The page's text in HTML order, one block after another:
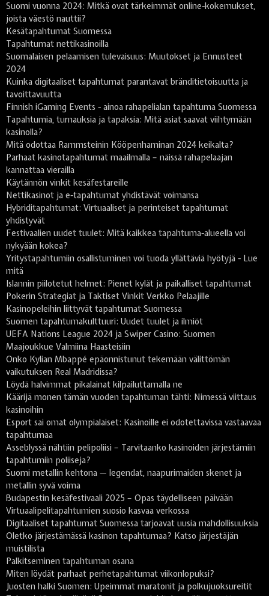
Suomi vuonna 2024: Mitkä ovat tärkeimmät online-kokemukset,
joista väestö nauttii?
Kesätapahtumat Suomessa
Tapahtumat nettikasinoilla
Suomalaisen pelaamisen tulevaisuus: Muutokset ja Ennusteet
2024
Kuinka digitaaliset tapahtumat parantavat bränditietoisuutta ja
tavoittavuutta
Finnish iGaming Events - ainoa rahapelialan tapahtuma Suomessa
Tapahtumia, turnauksia ja tapaksia: Mitä asiat saavat viihtymään
kasinolla?
Mitä odottaa Rammsteinin Kööpenhaminan 2024 keikalta?
Parhaat kasinotapahtumat maailmalla – näissä rahapelaajan
kannattaa vierailla
Käytännön vinkit kesäfestareille
Nettikasinot ja e-tapahtumat yhdistävät voimansa
Hybriditapahtumat: Virtuaaliset ja perinteiset tapahtumat
yhdistyvät
Festivaalien uudet tuulet: Mitä kaikkea tapahtuma-alueella voi
nykyään kokea?
Yritystapahtumiin osallistuminen voi tuoda yllättäviä hyötyjä - Lue
mitä
Islannin piilotetut helmet: Pienet kylät ja paikalliset tapahtumat
Pokerin Strategiat ja Taktiset Vinkit Verkko Pelaajille
Kasinopeleihin liittyvät tapahtumat Suomessa
Suomen tapahtumakulttuuri: Uudet tuulet ja ilmiöt
UEFA Nations League 2024 ja Swiper Casino: Suomen
Maajoukkue Valmiina Haasteisiin
Onko Kylian Mbappé epäonnistunut tekemään välittömän
vaikutuksen Real Madridissa?
Löydä halvimmat pikalainat kilpailuttamalla ne
Käärijä monen tämän vuoden tapahtuman tähti: Nimessä viittaus
kasinoihin
Esport sai omat olympialaiset: Kasinoille ei odotettavissa vastaavaa
tapahtumaa
Asseblyssä nähtiin pelipoliisi – Tarvitaanko kasinoiden järjestämiin
tapahtumiin poliiseja?
Suomi metallin kehtona — legendat, naapurimaiden skenet ja
metallin syvä voima
Budapestin kesäfestivaali 2025 – Opas täydelliseen päivään
Virtuaalipelitapahtumien suosio kasvaa verkossa
Digitaaliset tapahtumat Suomessa tarjoavat uusia mahdollisuuksia
Oletko järjestämässä kasinon tapahtumaa? Katso järjestäjän
muistilista
Palkitseminen tapahtuman osana
Miten löydät parhaat perhetapahtumat viikonlopuksi?
Juosten halki Suomen: Upeimmat maratonit ja polkujuoksureitit